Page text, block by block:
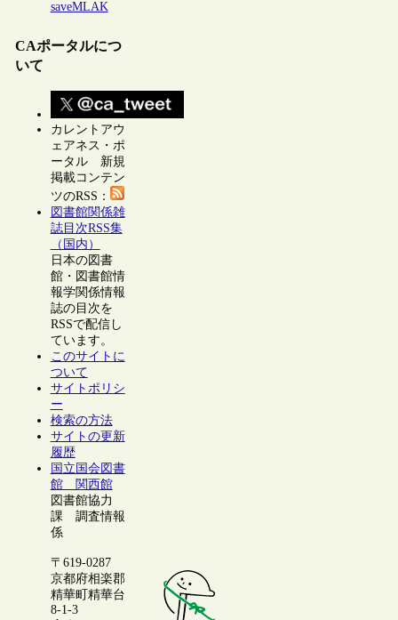
saveMLAK
CAポータルにつ
いて
カレントアウ
ェアネス・ポ
ータル 新規
掲載コンテン
ツのRSS：
図書館関係雑
誌目次RSS集
（国内）
日本の図書
館・図書館情
報学関係情報
誌の目次を
RSSで配信し
ています。
このサイトに
ついて
サイトポリシ
ー
検索の方法
サイトの更新
履歴
国立国会図書
館 関西館
図書館協力
課 調査情報
係
〒619-0287
京都府相楽郡
精華町精華台
8-1-3